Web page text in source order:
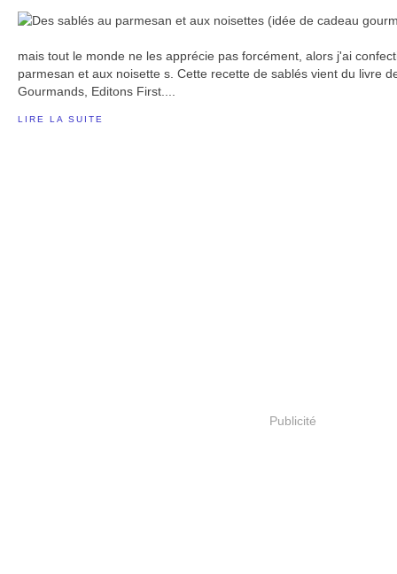
mais tout le monde ne les apprécie pas forcément, alors j'ai
parmesan et aux noisette s. Cette recette de sablés vient du livre
Gourmands, Editons First....
LIRE LA SUITE
Publicité